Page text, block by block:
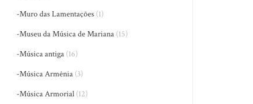
-Muro das Lamentações (1)
-Museu da Música de Mariana (15)
-Música antiga (16)
-Música Armênia (3)
-Música Armorial (12)